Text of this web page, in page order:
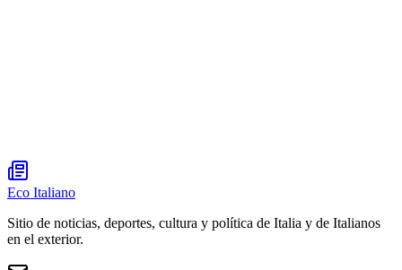
Eco Italiano
Sitio de noticias, deportes, cultura y política de Italia y de Italianos
en el exterior.